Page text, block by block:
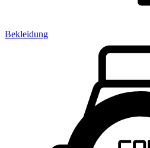
Bekleidung